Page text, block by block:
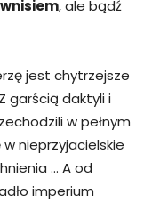
, ale bądź
jest chytrzejsze
garścią daktyli i
w pełnym
nieprzyjacielskie
… A od
imperium